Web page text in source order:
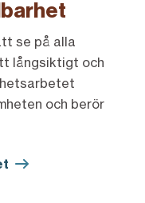
se på alla
långsiktigt och
och berör